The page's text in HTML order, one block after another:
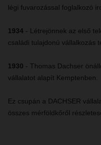
légi fuvarozással foglalkozó
1934 - Létrejönnek az első
családi tulajdonú vállalkozás
1930 - Thomas Dachser
vállalatot alapít Kemptenben.
Ez csupán a DACHSER
összes mérföldkőről